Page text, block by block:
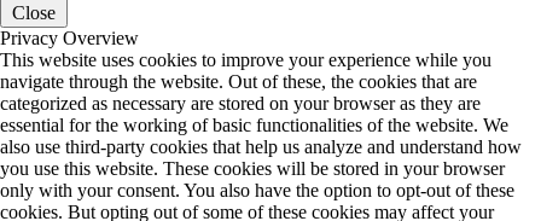
Close
Privacy Overview
This website uses cookies to improve your experience while you
navigate through the website. Out of these, the cookies that are
categorized as necessary are stored on your browser as they are
essential for the working of basic functionalities of the website. We
also use third-party cookies that help us analyze and understand how
you use this website. These cookies will be stored in your browser
only with your consent. You also have the option to opt-out of these
cookies. But opting out of some of these cookies may affect your